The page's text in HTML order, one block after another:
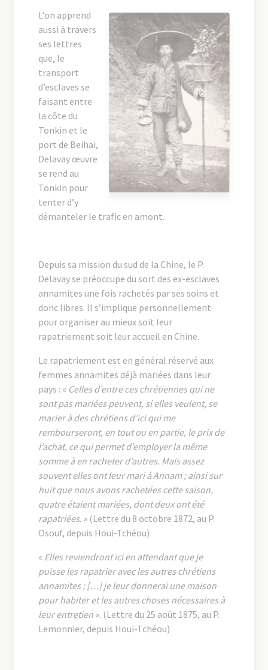
L’on apprend
aussi à travers
ses lettres
que, le
transport
d’esclaves se
faisant entre
la côte du
Tonkin et le
port de Beihai,
Delavay œuvre
se rend au
Tonkin pour
tenter d’y
démanteler le trafic en amont.
Depuis sa mission du sud de la Chine, le P.
Delavay se préoccupe du sort des ex-esclaves
annamites une fois rachetés par ses soins et
donc libres. Il s’implique personnellement
pour organiser au mieux soit leur
rapatriement soit leur accueil en Chine.
Le rapatriement est en général réservé aux
femmes annamites déjà mariées dans leur
pays : « Celles d’entre ces chrétiennes qui ne
sont pas mariées peuvent, si elles veulent, se
marier à des chrétiens d’ici qui me
rembourseront, en tout ou en partie, le prix de
l’achat, ce qui permet d’employer la même
somme à en racheter d’autres. Mais assez
souvent elles ont leur mari à Annam ; ainsi sur
huit que nous avons rachetées cette saison,
quatre étaient mariées, dont deux ont été
rapatriées. » (Lettre du 8 octobre 1872, au P.
Osouf, depuis Houi-Tchéou)
« Elles reviendront ici en attendant que je
puisse les rapatrier avec les autres chrétiens
annamites ; […] je leur donnerai une maison
pour habiter et les autres choses nécessaires à
leur entretien ». (Lettre du 25 août 1875, au P.
Lemonnier, depuis Houi-Tchéou)